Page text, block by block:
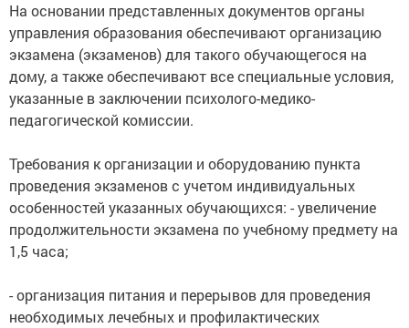
На основании представленных документов органы
управления образования обеспечивают организацию
экзамена (экзаменов) для такого обучающегося на
дому, а также обеспечивают все специальные условия,
указанные в заключении психолого-медико-
педагогической комиссии.
Требования к организации и оборудованию пункта
проведения экзаменов с учетом индивидуальных
особенностей указанных обучающихся: - увеличение
продолжительности экзамена по учебному предмету на
1,5 часа;
- организация питания и перерывов для проведения
необходимых лечебных и профилактических